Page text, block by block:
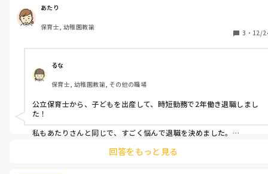
今は時短勤務をしています。フルタイムで働いていた時は、大変
な事もたくさんあったけれどやりがいもありました。しかし、子
どもを産んで色々な場面で不安になったり心配になったりする気
持ちが強くなり…子どもが大きくなってフルタイムに戻らないと
行けなくなった時、出来るのだろうかという気持ちが強くなって
います。でも周りに正規からパート勤務になった方がおらず…
もしもご経験ありましたらご回答よろしくお願いします。
あたり
保育士, 幼稚園教諭
3 ・ 12/
るな
保育士, 幼稚園教諭, その他の職場
公立保育士から、子どもを出産して、時短勤務で2年働き退職しまし
た！
私もあたりさんと同じで、すごく悩んで退職を決めました。
回答をもっと見る